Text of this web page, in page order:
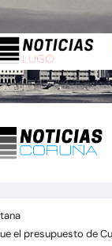
el presupuesto de